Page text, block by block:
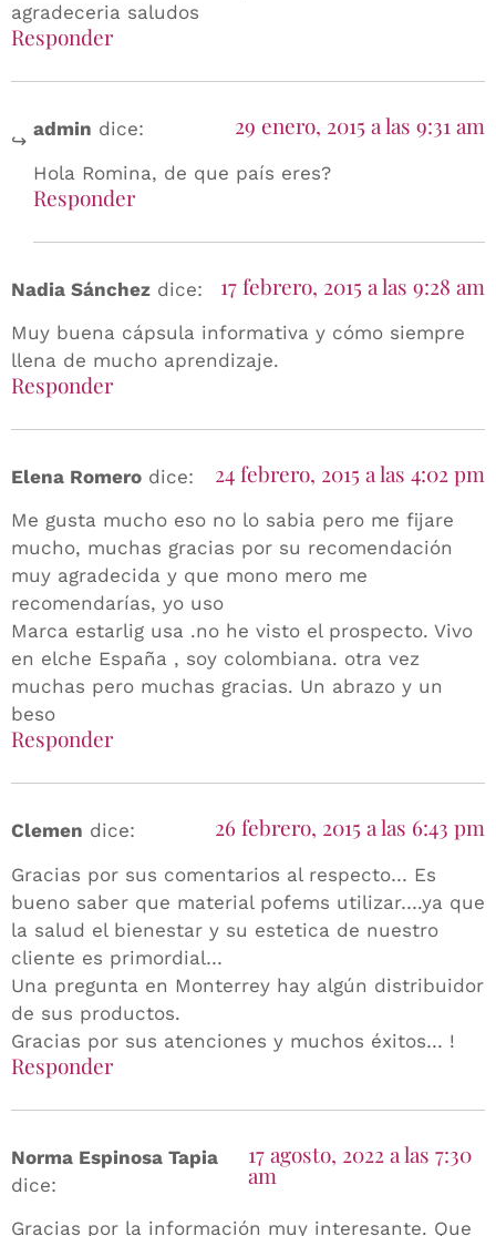
agradeceria saludos
Responder
admin dice: 29 enero, 2015 a las 9:31 am
Hola Romina, de que país eres?
Responder
Nadia Sánchez dice: 17 febrero, 2015 a las 9:28 am
Muy buena cápsula informativa y cómo siempre
llena de mucho aprendizaje.
Responder
Elena Romero dice: 24 febrero, 2015 a las 4:02 pm
Me gusta mucho eso no lo sabia pero me fijare
mucho, muchas gracias por su recomendación
muy agradecida y que mono mero me
recomendarías, yo uso
Marca estarlig usa .no he visto el prospecto. Vivo
en elche España , soy colombiana. otra vez
muchas pero muchas gracias. Un abrazo y un
beso
Responder
Clemen dice: 26 febrero, 2015 a las 6:43 pm
Gracias por sus comentarios al respecto… Es
bueno saber que material pofems utilizar….ya que
la salud el bienestar y su estetica de nuestro
cliente es primordial…
Una pregunta en Monterrey hay algún distribuidor
de sus productos.
Gracias por sus atenciones y muchos éxitos… !
Responder
Norma Espinosa Tapia
dice:
17 agosto, 2022 a las 7:30
am
Gracias por la información muy interesante. Que